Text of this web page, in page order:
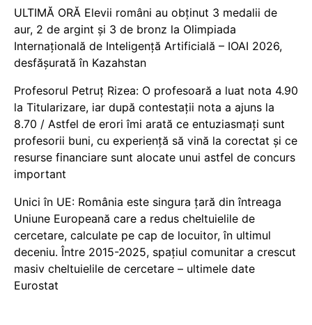
ULTIMĂ ORĂ Elevii români au obținut 3 medalii de
aur, 2 de argint și 3 de bronz la Olimpiada
Internațională de Inteligență Artificială – IOAI 2026,
desfășurată în Kazahstan
Profesorul Petruț Rizea: O profesoară a luat nota 4.90
la Titularizare, iar după contestații nota a ajuns la
8.70 / Astfel de erori îmi arată ce entuziasmați sunt
profesorii buni, cu experiență să vină la corectat și ce
resurse financiare sunt alocate unui astfel de concurs
important
Unici în UE: România este singura țară din întreaga
Uniune Europeană care a redus cheltuielile de
cercetare, calculate pe cap de locuitor, în ultimul
deceniu. Între 2015-2025, spațiul comunitar a crescut
masiv cheltuielile de cercetare – ultimele date
Eurostat